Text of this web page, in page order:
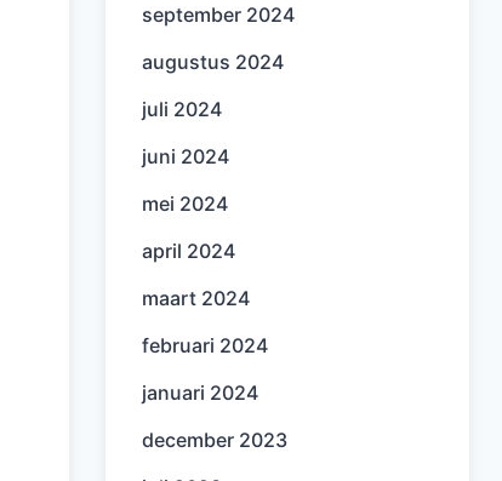
september 2024
augustus 2024
juli 2024
juni 2024
mei 2024
april 2024
maart 2024
februari 2024
januari 2024
december 2023